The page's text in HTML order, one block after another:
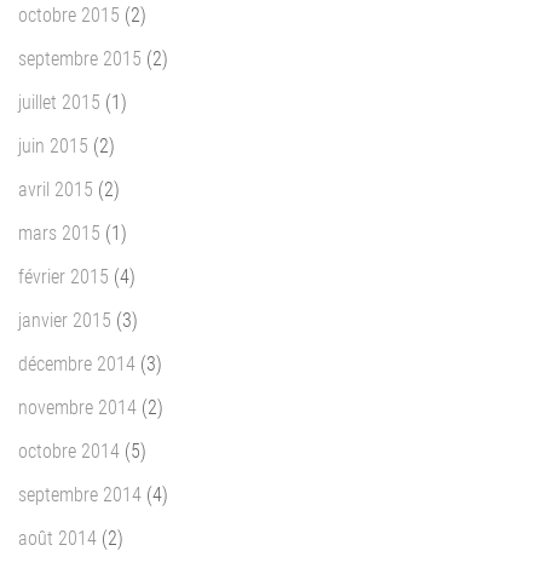
octobre 2015 (2)
septembre 2015 (2)
juillet 2015 (1)
juin 2015 (2)
avril 2015 (2)
mars 2015 (1)
février 2015 (4)
janvier 2015 (3)
décembre 2014 (3)
novembre 2014 (2)
octobre 2014 (5)
septembre 2014 (4)
août 2014 (2)